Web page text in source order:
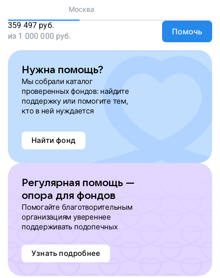
Москва
359 497 руб.
из 1 000 000 руб. Помочь
Нужна помощь?
Мы собрали каталог
проверенных фондов: найдите
поддержку или помогите тем,
кто в ней нуждается
Найти фонд
Регулярная помощь —
опора для фондов
Помогайте благотворительным
организациям увереннее
поддерживать подопечных
Узнать подробнее